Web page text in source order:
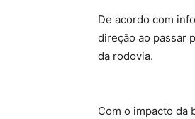
De acordo com
direção ao passar
da rodovia.
Com o impacto da